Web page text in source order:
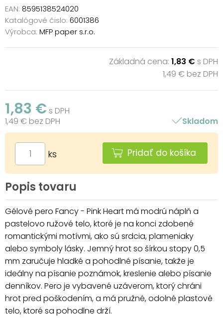
EAN: 8595138524020
Katalógové čislo: 6001386
Výrobca: MFP paper s.r.o.
Základná cena: 1,83 € s DPH
1,49 € bez DPH
1,83 € s DPH
1,49 € bez DPH
Skladom
ks Pridať do košíka
Popis tovaru
Gélové pero Fancy - Pink Heart má modrú náplň a
pastelovo ružové telo, ktoré je na konci zdobené
romantickými motívmi, ako sú srdcia, plameniaky
alebo symboly lásky. Jemný hrot so šírkou stopy 0,5
mm zaručuje hladké a pohodlné písanie, takže je
ideálny na písanie poznámok, kreslenie alebo písanie
denníkov. Pero je vybavené uzáverom, ktorý chráni
hrot pred poškodením, a má pružné, odolné plastové
telo, ktoré sa pohodlne drží.